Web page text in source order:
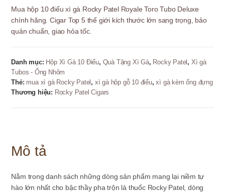
Royale
Toro
Tubo
10
điếu
số
Mua hộp 10 điếu xì gà Rocky Patel Royale Toro Tubo Deluxe
chính hãng. Cigar Top 5 thế giới kích thước lớn sang trọng, bảo
quản chuẩn, giao hỏa tốc.
Danh mục: Hộp Xì Gà 10 Điếu, Quà Tặng Xì Gà, Rocky Patel , Xì gà
Tubos - Ống Nhôm
Thẻ: mua xì gà Rocky Patel , xì gà hộp gỗ 10 điếu,xì gà kèm ống đựng
Thương hiệu: Rocky Patel Cigars
Mô tả
Nằm trong danh sách những dòng sản phẩm mang lại niềm tự
hào lớn nhất cho bậc thầy pha trộn lá thuốc Rocky Patel, dòng